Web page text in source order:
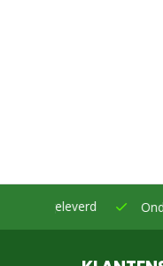
Onderdelen